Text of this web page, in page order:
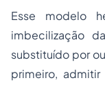
Esse modelo
imbecilização
substituído por
primeiro,